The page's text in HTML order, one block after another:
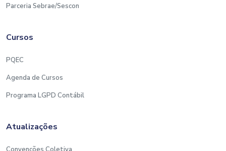
Parceria Sebrae/Sescon
Cursos
PQEC
Agenda de Cursos
Programa LGPD Contábil
Atualizações